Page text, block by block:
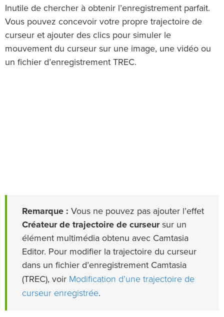
Inutile de chercher à obtenir l’enregistrement parfait.
Vous pouvez concevoir votre propre trajectoire de
curseur et ajouter des clics pour simuler le
mouvement du curseur sur une image, une vidéo ou
un fichier d’enregistrement TREC.
Remarque : Vous ne pouvez pas ajouter l’effet
Créateur de trajectoire de curseursur un
élément multimédia obtenu avec Camtasia
Editor. Pour modifier la trajectoire du curseur
dans un fichier d’enregistrement Camtasia
(TREC), voir Modification d’une trajectoire de
curseur enregistrée.